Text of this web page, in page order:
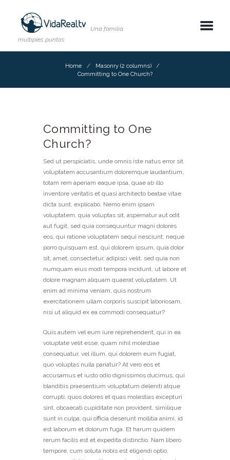
Una familia
multiples puntos
Home
Masonry (2 columns)
Committing to One Church?
Committing to One
Church?
Sed ut perspiciatis, unde omnis iste natus error sit
voluptatem accusantium doloremque laudantium,
totam rem aperiam eaque ipsa, quae ab illo
inventore veritatis et quasi architecto beatae vitae
dicta sunt, explicabo. Nemo enim ipsam
voluptatem, quia voluptas sit, aspernatur aut odit
aut fugit, sed quia consequuntur magni dolores
eos, qui ratione voluptatem sequi nesciunt, neque
porro quisquam est, qui dolorem ipsum, quia dolor
sit, amet, consectetur, adipisci velit, sed quia non
numquam eius modi tempora incidunt, ut labore et
dolore magnam aliquam quaerat voluptatem. Ut
enim ad minima veniam, quis nostrum
exercitationem ullam corporis suscipit laboriosam,
nisi ut aliquid ex ea commodi consequatur?
Quis autem vel eum iure reprehenderit, qui in ea
voluptate velit esse, quam nihil molestiae
consequatur, vel illum, qui dolorem eum fugiat,
quo voluptas nulla pariatur? At vero eos et
accusamus et iusto odio dignissimos ducimus, qui
blanditiis praesentium voluptatum deleniti atque
corrupti, quos dolores et quas molestias excepturi
sint, obcaecati cupiditate non provident, similique
sunt in culpa, qui officia deserunt mollitia animi, id
est laborum et dolorum fuga. Et harum quidem
rerum facilis est et expedita distinctio. Nam libero
tempore, cum soluta nobis est eligendi optio,